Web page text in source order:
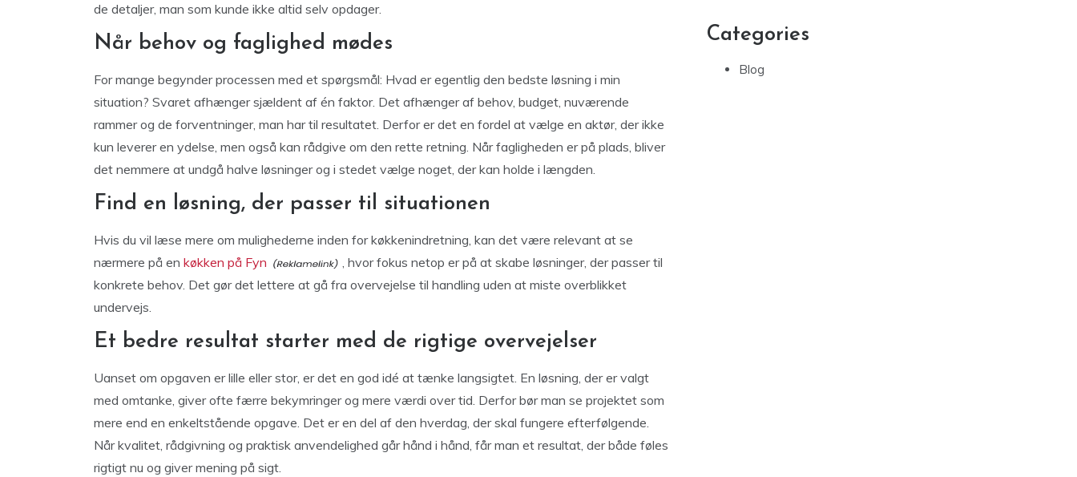
de detaljer, man som kunde ikke altid selv opdager.
Når behov og faglighed mødes
For mange begynder processen med et spørgsmål: Hvad er egentlig den bedste løsning i min
situation? Svaret afhænger sjældent af én faktor. Det afhænger af behov, budget, nuværende
rammer og de forventninger, man har til resultatet. Derfor er det en fordel at vælge en aktør, der ikke
kun leverer en ydelse, men også kan rådgive om den rette retning. Når fagligheden er på plads, bliver
det nemmere at undgå halve løsninger og i stedet vælge noget, der kan holde i længden.
Find en løsning, der passer til situationen
Hvis du vil læse mere om mulighederne inden for køkkenindretning, kan det være relevant at se
nærmere på en køkken på Fyn
, hvor fokus netop er på at skabe løsninger, der passer til
konkrete behov. Det gør det lettere at gå fra overvejelse til handling uden at miste overblikket
undervejs.
Et bedre resultat starter med de rigtige overvejelser
Uanset om opgaven er lille eller stor, er det en god idé at tænke langsigtet. En løsning, der er valgt
med omtanke, giver ofte færre bekymringer og mere værdi over tid. Derfor bør man se projektet som
mere end en enkeltstående opgave. Det er en del af den hverdag, der skal fungere efterfølgende.
Når kvalitet, rådgivning og praktisk anvendelighed går hånd i hånd, får man et resultat, der både føles
rigtigt nu og giver mening på sigt.
Categories
Blog